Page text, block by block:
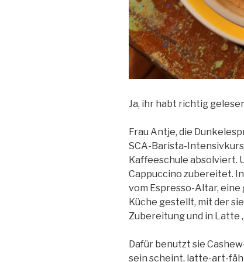
Ja, ihr habt richtig
Frau Antje, die
SCA-Barista-
Kaffeeschule absolviert.
Cappuccino zubereitet.
vom Espresso-Altar,
Küche gestellt, mit der
Zubereitung und in Latte
Dafür benutzt sie
sein scheint, latte-art-